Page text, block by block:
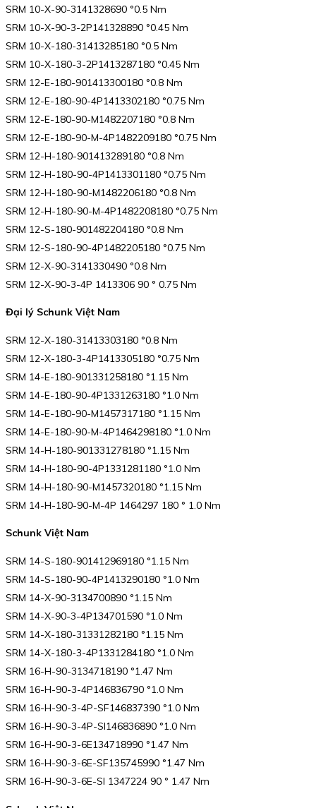
SRM 10-X-90-3141328690 °0.5 Nm
SRM 10-X-90-3-2P141328890 °0.45 Nm
SRM 10-X-180-31413285180 °0.5 Nm
SRM 10-X-180-3-2P1413287180 °0.45 Nm
SRM 12-E-180-901413300180 °0.8 Nm
SRM 12-E-180-90-4P1413302180 °0.75 Nm
SRM 12-E-180-90-M1482207180 °0.8 Nm
SRM 12-E-180-90-M-4P1482209180 °0.75 Nm
SRM 12-H-180-901413289180 °0.8 Nm
SRM 12-H-180-90-4P1413301180 °0.75 Nm
SRM 12-H-180-90-M1482206180 °0.8 Nm
SRM 12-H-180-90-M-4P1482208180 °0.75 Nm
SRM 12-S-180-901482204180 °0.8 Nm
SRM 12-S-180-90-4P1482205180 °0.75 Nm
SRM 12-X-90-3141330490 °0.8 Nm
SRM 12-X-90-3-4P 1413306 90 ° 0.75 Nm
Đại lý Schunk Việt Nam
SRM 12-X-180-31413303180 °0.8 Nm
SRM 12-X-180-3-4P1413305180 °0.75 Nm
SRM 14-E-180-901331258180 °1.15 Nm
SRM 14-E-180-90-4P1331263180 °1.0 Nm
SRM 14-E-180-90-M1457317180 °1.15 Nm
SRM 14-E-180-90-M-4P1464298180 °1.0 Nm
SRM 14-H-180-901331278180 °1.15 Nm
SRM 14-H-180-90-4P1331281180 °1.0 Nm
SRM 14-H-180-90-M1457320180 °1.15 Nm
SRM 14-H-180-90-M-4P 1464297 180 ° 1.0 Nm
Schunk Việt Nam
SRM 14-S-180-901412969180 °1.15 Nm
SRM 14-S-180-90-4P1413290180 °1.0 Nm
SRM 14-X-90-3134700890 °1.15 Nm
SRM 14-X-90-3-4P134701590 °1.0 Nm
SRM 14-X-180-31331282180 °1.15 Nm
SRM 14-X-180-3-4P1331284180 °1.0 Nm
SRM 16-H-90-3134718190 °1.47 Nm
SRM 16-H-90-3-4P146836790 °1.0 Nm
SRM 16-H-90-3-4P-SF146837390 °1.0 Nm
SRM 16-H-90-3-4P-SI146836890 °1.0 Nm
SRM 16-H-90-3-6E134718990 °1.47 Nm
SRM 16-H-90-3-6E-SF135745990 °1.47 Nm
SRM 16-H-90-3-6E-SI 1347224 90 ° 1.47 Nm